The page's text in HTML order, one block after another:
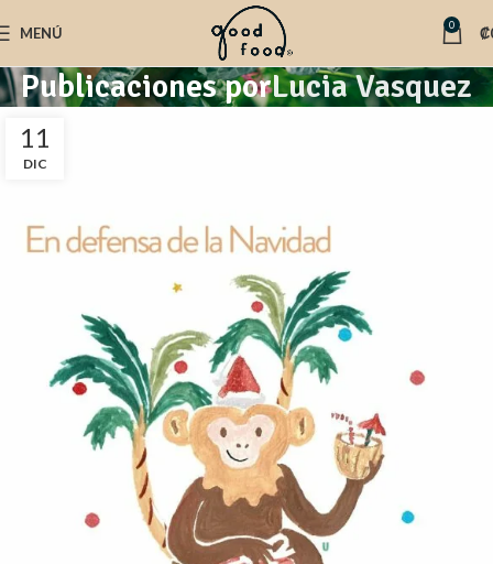
MENÚ 0 ₡
Publicaciones porLucia Vasquez
11
DIC